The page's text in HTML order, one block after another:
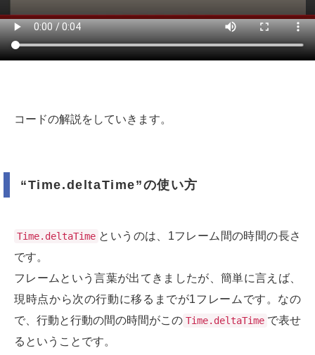
コードの解説をしていきます。
“Time.deltaTime”の使い方
Time.deltaTime というのは、1フレーム間の時間の長さ
です。
フレームという言葉が出てきましたが、簡単に言えば、
現時点から次の行動に移るまでが1フレームです。なの
で、行動と行動の間の時間がこの Time.deltaTime で表せ
るということです。